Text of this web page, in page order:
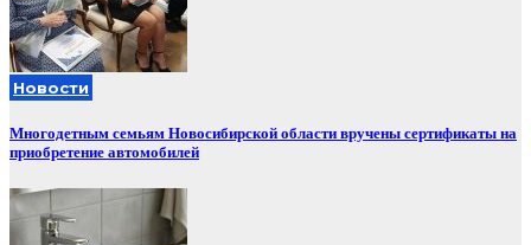
Новости
Многодетным семьям Новосибирской области вручены сертификаты на
приобретение автомобилей